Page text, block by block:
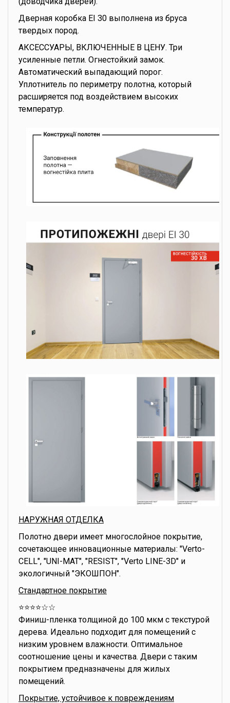
Дверная коробка EI 30 выполнена из бруса
твердых пород.
АКСЕССУАРЫ, ВКЛЮЧЕННЫЕ В ЦЕНУ. Три
усиленные петли. Огнестойкий замок.
Автоматический выпадающий порог.
Уплотнитель по периметру полотна, который
расширяется под воздействием высоких
температур.
НАРУЖНАЯ ОТДЕЛКА
Полотно двери имеет многослойное покрытие,
сочетающее инновационные материалы: "Verto-
CELL", "UNI-MAT", "RESIST", "Verto LINE-3D" и
экологичный "ЭКОШПОН".
Стандартное покрытие
⭐️⭐️⭐️⭐️☆☆
Финиш-пленка толщиной до 100 мкм с текстурой
дерева. Идеально подходит для помещений с
низким уровнем влажности. Оптимальное
соотношение цены и качества. Двери с таким
покрытием предназначены для жилых
помещений.
Покрытие, устойчивое к повреждениям